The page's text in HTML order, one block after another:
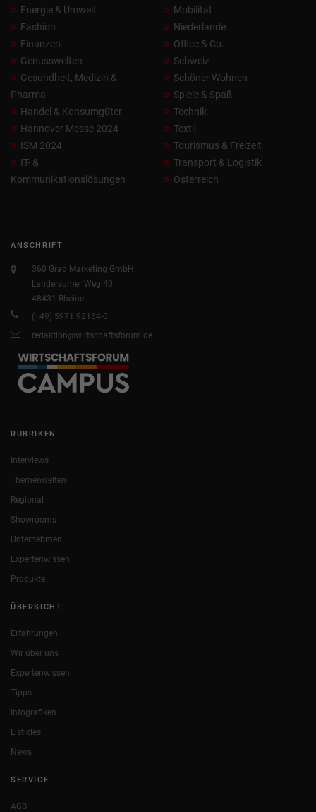
Energie & Umwelt
Fashion
Finanzen
Genusswelten
Gesundheit, Medizin &
Pharma
Handel & Konsumgüter
Hannover Messe 2024
ISM 2024
IT- &
Kommunikationslösungen
Mobilität
Niederlande
Office & Co.
Schweiz
Schöner Wohnen
Spiele & Spaß
Technik
Textil
Tourismus & Freizeit
Transport & Logistik
Österreich
ANSCHRIFT
360 Grad Marketing GmbH
Landersumer Weg 40
48431 Rheine
(+49) 5971 92164-0
redaktion@wirtschaftsforum.de
RUBRIKEN
Interviews
Themenwelten
Regional
Showrooms
Unternehmen
Expertenwissen
Produkte
ÜBERSICHT
Erfahrungen
Wir über uns
Expertenwissen
Tipps
Infografiken
Listicles
News
SERVICE
AGB